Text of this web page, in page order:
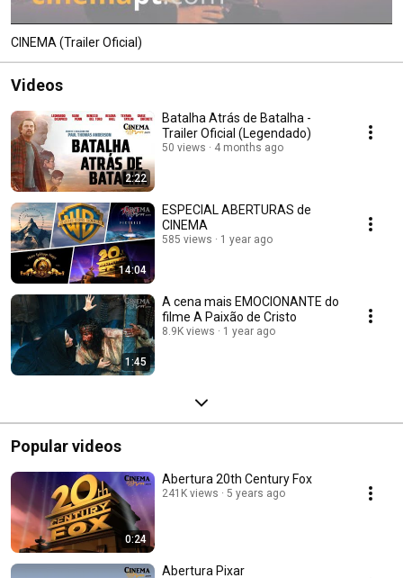
CINEMA (Trailer Oficial)
Videos
2:22
Batalha Atrás de Batalha -
Trailer Oficial (Legendado)
50 views 4 months ago
14:04
ESPECIAL ABERTURAS de
CINEMA
585 views 1 year ago
1:45
A cena mais EMOCIONANTE do
filme A Paixão de Cristo
8.9K views 1 year ago
Popular videos
0:24
Abertura 20th Century Fox
241K views 5 years ago
Abertura Pixar